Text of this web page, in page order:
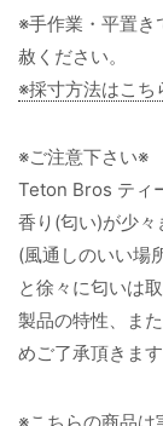
※手作業・平置き
赦ください。
※採寸方法はこち
※ご注意下さい※
Teton Bros ティ
香り(匂い)が少々
(風通しのいい場
と徐々に匂いは
製品の特性、ま
めご了承頂きま